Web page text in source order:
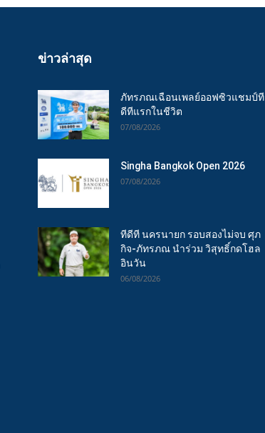
ข่าวล่าสุด
ภัทรภณเฉือนเพลย์ออฟซิวแชมป์ที
ดีทีแรกในชีวิต
07/08/2026
Singha Bangkok Open 2026
07/08/2026
ทีดีที นครนายก รอบสองไม่จบ ศุภ
กิจ-ภัทรภณ นำร่วม วิสุทธิ์กดโฮล
อินวัน
06/08/2026